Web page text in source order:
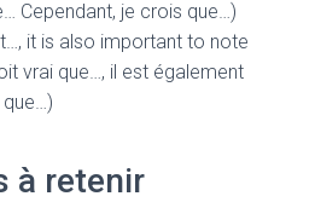
Cependant, je crois que…)
it is also important to note
vrai que…, il est également
à retenir